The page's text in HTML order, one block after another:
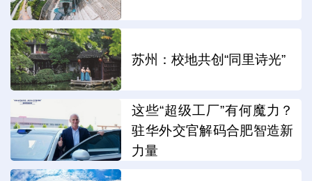
苏州：校地共创“同里诗光”
这些“超级工厂”有何魔力？
驻华外交官解码合肥智造新
力量